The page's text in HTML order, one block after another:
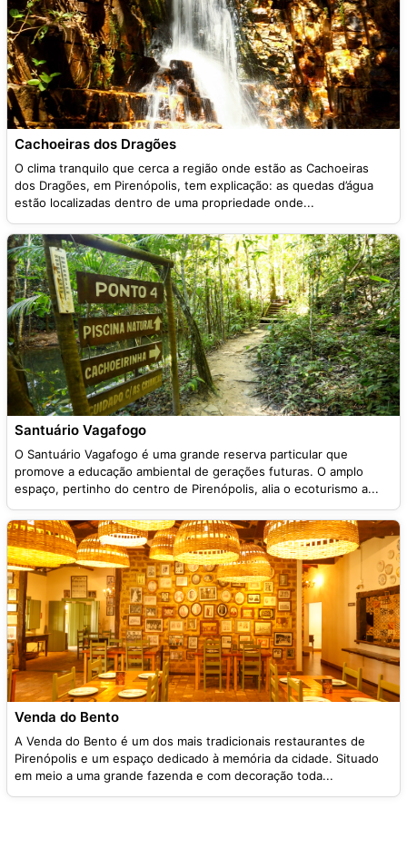
Cachoeiras dos Dragões
O clima tranquilo que cerca a região onde estão as Cachoeiras
dos Dragões, em Pirenópolis, tem explicação: as quedas d’água
estão localizadas dentro de uma propriedade onde...
Santuário Vagafogo
O Santuário Vagafogo é uma grande reserva particular que
promove a educação ambiental de gerações futuras. O amplo
espaço, pertinho do centro de Pirenópolis, alia o ecoturismo a...
Venda do Bento
A Venda do Bento é um dos mais tradicionais restaurantes de
Pirenópolis e um espaço dedicado à memória da cidade. Situado
em meio a uma grande fazenda e com decoração toda...